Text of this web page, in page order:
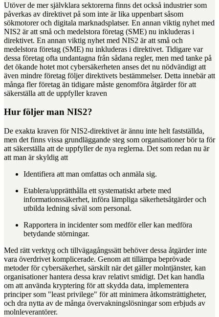
Utöver de mer självklara sektorerna finns det också industrier som
påverkas av direktivet på som inte är lika uppenbart såsom
sökmotorer och digitala marknadsplatser. En annan viktig nyhet med
NIS2 är att små och medelstora företag (SME) nu inkluderas i
direktivet. En annan viktig nyhet med NIS2 är att små och
medelstora företag (SME) nu inkluderas i direktivet. Tidigare var
dessa företag ofta undantagna från sådana regler, men med tanke på
det ökande hotet mot cybersäkerheten anses det nu nödvändigt att
även mindre företag följer direktivets bestämmelser. Detta innebär att
många fler företag än tidigare måste genomföra åtgärder för att
säkerställa att de uppfyller kraven
Hur följer man NIS2?
De exakta kraven för NIS2-direktivet är ännu inte helt fastställda,
men det finns vissa grundläggande steg som organisationer bör ta för
att säkerställa att de uppfyller de nya reglerna. Det som redan nu är
att man är skyldig att
Identifiera att man omfattas och anmäla sig.
Etablera/upprätthålla ett systematiskt arbete med
informationssäkerhet, införa lämpliga säkerhetsåtgärder och
utbilda ledning såväl som personal.
Rapportera in incidenter som medför eller kan medföra
betydande störningar.
Med rätt verktyg och tillvägagångssätt behöver dessa åtgärder inte
vara överdrivet komplicerade. Genom att tillämpa beprövade
metoder för cybersäkerhet, särskilt när det gäller molntjänster, kan
organisationer hantera dessa krav relativt smidigt. Det kan handla
om att använda kryptering för att skydda data, implementera
principer som "least privilege" för att minimera åtkomsträttigheter,
och dra nytta av de många övervakningslösningar som erbjuds av
molnleverantörer.